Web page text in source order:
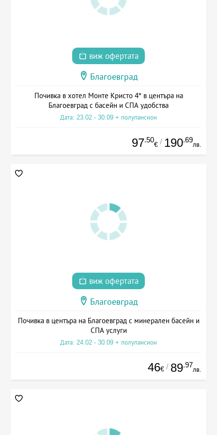
виж офертата
Благоевград
Почивка в хотел Монте Кристо 4* в центъра на
Благоевград с басейн и СПА удобства
Дата: 23.02 - 30.09 + полупансион
97.50
€ / 190.69
лв.
виж офертата
Благоевград
Почивка в центъра на Благоевград с минерален басейн и
СПА услуги
Дата: 24.02 - 30.09 + полупансион
46€ / 89.97
лв.